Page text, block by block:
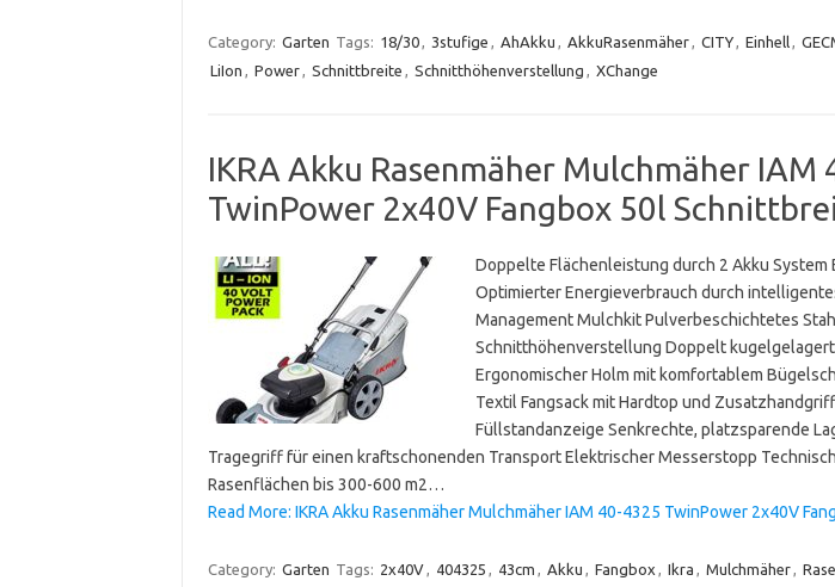
Category: Garten Tags: 18/30, 3stufige , AhAkku , AkkuRasenmäher, CITY, Einhell,
LiIon , Power, Schnittbreite , Schnitthöhenverstellung , XChange
IKRA Akku Rasenmäher Mulchmäher IAM
TwinPower 2x40V Fangbox 50l
Doppelte Flächenleistung durch 2 Akku
Optimierter Energieverbrauch durch
Management Mulchkit Pulverbeschichtetes
Schnitthöhenverstellung Doppelt
Ergonomischer Holm mit komfortablem
Textil Fangsack mit Hardtop und
Füllstandanzeige Senkrechte, platzsparende
Tragegriff für einen kraftschonenden Transport Elektrischer Messerstopp
Rasenflächen bis 300-600 m2…
Read More: IKRA Akku Rasenmäher Mulchmäher IAM 40-4325 TwinPower 2x40V
Category: Garten Tags: 2x40V, 404325 , 43cm , Akku , Fangbox , Ikra , Mulchmäher,